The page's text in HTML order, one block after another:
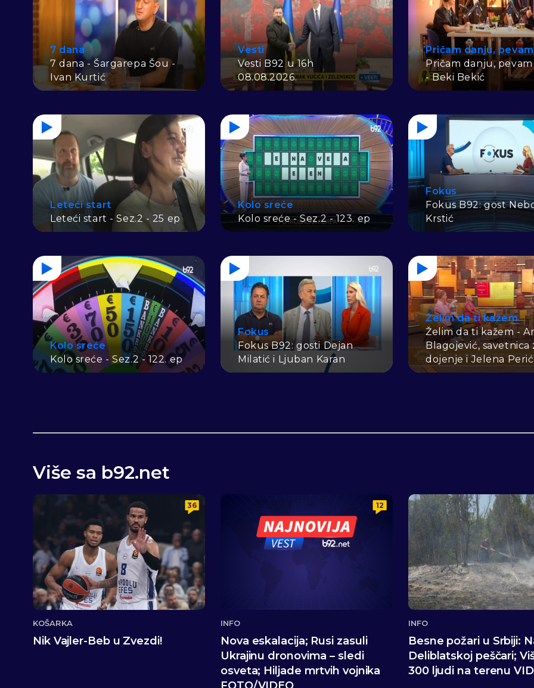
7 dana
7 dana - Šargarepa Šou -
Ivan Kurtić
Vesti
Vesti B92 u 16h
08.08.2026.
Pričam danju,
Pričam danju,
- Beki Bekić
Leteći start
Leteći start - Sez.2 - 25 ep
Kolo sreće
Kolo sreće - Sez.2 - 123. ep
Fokus
Fokus B92: gost
Krstić
Kolo sreće
Kolo sreće - Sez.2 - 122. ep
Fokus
Fokus B92: gosti Dejan
Milatić i Ljuban Karan
Želim da ti kažem
Želim da ti kažem -
Blagojević, savetnica
dojenje i Jelena Perić
Više sa b92.net
36
KOŠARKA
Nik Vajler-Beb u Zvezdi!
12
INFO
Nova eskalacija; Rusi zasuli
Ukrajinu dronovima – sledi
osveta; Hiljade mrtvih vojnika
INFO
Besne požari u Srbiji:
Deliblatskoj peščari;
300 ljudi na terenu